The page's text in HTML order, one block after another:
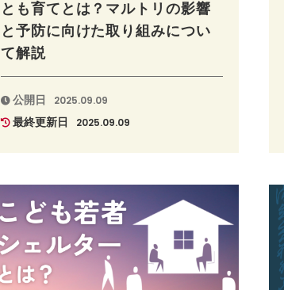
とも育てとは？マルトリの影響
と予防に向けた取り組みについ
て解説
公開日 2025.09.09
最終更新日 2025.09.09